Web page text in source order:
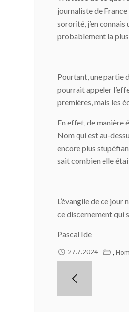
journaliste de
sororité, j’en
probablement la
Pourtant, une partie
pourrait appeler
premières, mais les
En effet, de manière
Nom qui est au-
encore plus
sait combien elle était
L’évangile de ce
ce discernement qui
Pascal Ide
27.7.2024 ,